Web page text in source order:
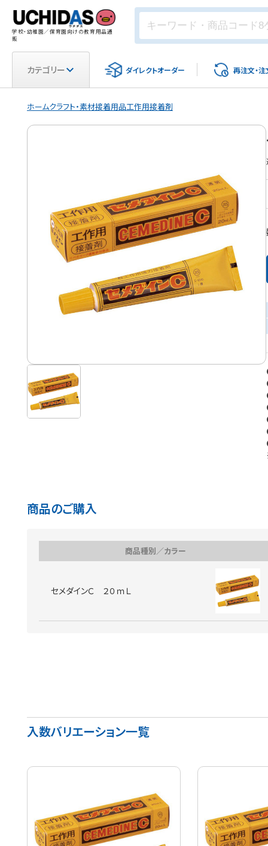
学校・幼稚園／保育園向けの教育用品通
販
カテゴリー ダイレクトオーダー 再注文・注
ホームクラフト・素材接着用品工作用接着剤
商品のご購入
商品種別／カラー
セメダインＣ ２０ｍＬ
入数バリエーション一覧